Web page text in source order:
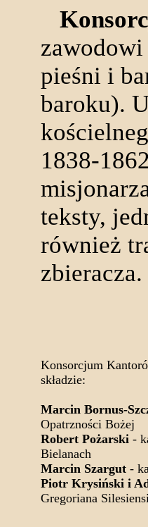
pieśni i
baroku).
1838-
teksty,
również
zbieracza.
Konsorcjum
składzie:
Marcin Bornus-
Opatrzności Bożej
Robert Pożarski -
Bielanach
Marcin Szargut -
Piotr Krysiński i
Gregoriana